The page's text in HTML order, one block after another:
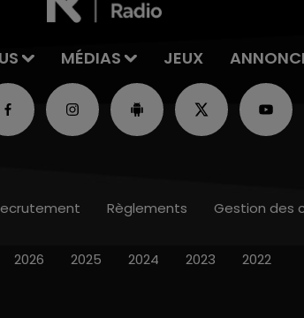
MÉDIAS JEUX
Règlements Gestion des
2026 2025 2024 2023 2022